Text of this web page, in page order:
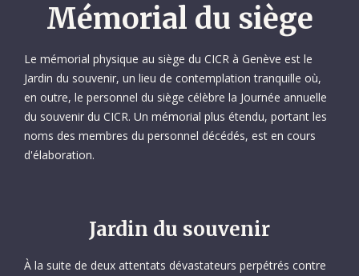
Mémorial du siège
Le mémorial physique au siège du CICR à Genève est le
Jardin du souvenir, un lieu de contemplation tranquille où,
en outre, le personnel du siège célèbre la Journée annuelle
du souvenir du CICR. Un mémorial plus étendu, portant les
noms des membres du personnel décédés, est en cours
d'élaboration.
Jardin du souvenir
À la suite de deux attentats dévastateurs perpétrés contre